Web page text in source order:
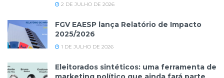
2 DE JULHO DE 2026
FGV EAESP lança Relatório de Impacto
2025/2026
1 DE JULHO DE 2026
Eleitorados sintéticos: uma ferramenta de